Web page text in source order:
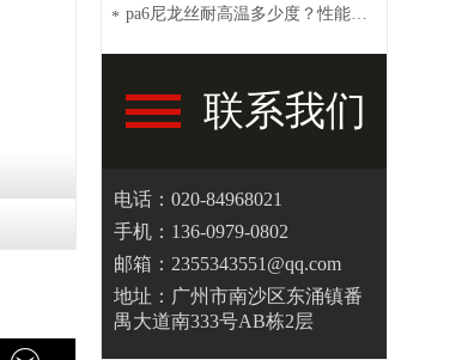
PA6、PA66、PET和PBT
* pa6尼龙丝耐高温多少度？性能特
点介绍【明旺】
联系我们
电话：020-84968021
手机：136-0979-0802
邮箱：2355343551@qq.com
地址：广州市南沙区东涌镇番
禺大道南333号AB栋2层